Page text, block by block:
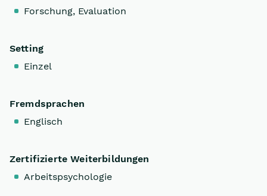
Forschung, Evaluation
Setting
Einzel
Fremdsprachen
Englisch
Zertifizierte Weiterbildungen
Arbeitspsychologie